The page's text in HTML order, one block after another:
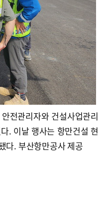
전관리자와 건설사업관리
. 이날 행사는 항만건설 현
다. 부산항만공사 제공